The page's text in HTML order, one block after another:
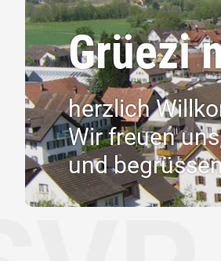
Grüezi
herzlich
Wir freuen
und